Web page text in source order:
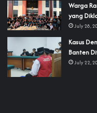
‎Warga
yang
July 28,
‎Kasus
Banten
July 22,